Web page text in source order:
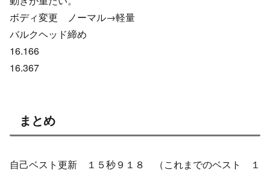
ボディ変更 ノーマル→軽量
バルクヘッド締め
16.166
16.367
まとめ
自己ベスト更新 １５秒９１８ （これまでのベスト １